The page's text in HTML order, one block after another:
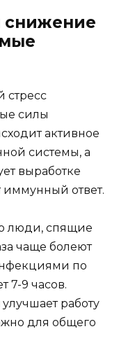
снижение
стресс
силы
активное
системы, а
выработке
иммунный ответ.
люди, спящие
чаще болеют
по
7-9 часов.
работу
для общего